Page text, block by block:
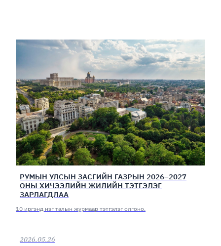
РУМЫН УЛСЫН ЗАСГИЙН ГАЗРЫН 2026–2027
ОНЫ ХИЧЭЭЛИЙН ЖИЛИЙН ТЭТГЭЛЭГ
ЗАРЛАГДЛАА
10 иргэнд нэг талын журмаар тэтгэлэг олгоно.
2026.05.26